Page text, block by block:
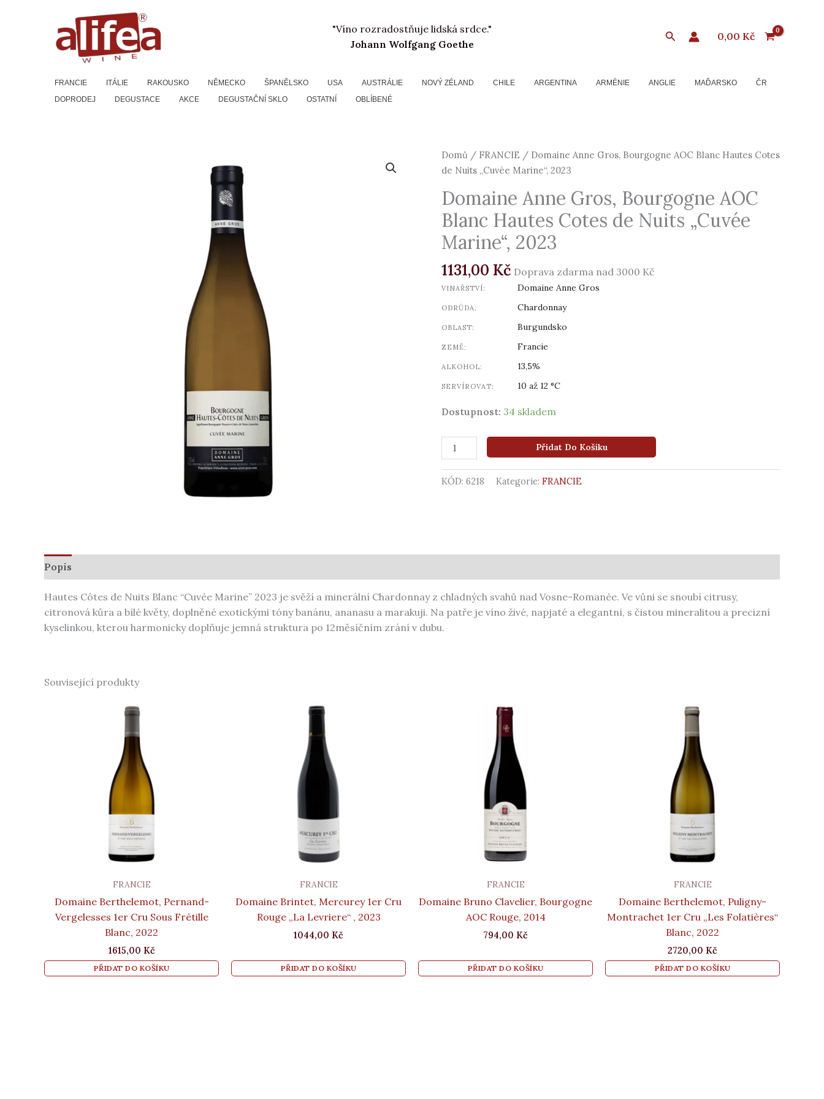
"Víno rozradostňuje lidská srdce."
Johann Wolfgang Goethe
Hledat 0,00 Kč
FRANCIE ITÁLIE RAKOUSKO NĚMECKO ŠPANĚLSKO USA AUSTRÁLIE NOVÝ ZÉLAND CHILE ARGENTINA ARMÉNIE ANGLIE MAĎARSKO
ČR
DOPRODEJ
DEGUSTACE AKCE DEGUSTAČNÍ SKLO OSTATNÍ OBLÍBENÉ
Domů / FRANCIE / Domaine Anne Gros, Bourgogne AOC Blanc Hautes Cotes
de Nuits „Cuvée Marine“, 2023
Domaine Anne Gros, Bourgogne AOC
Blanc Hautes Cotes de Nuits „Cuvée
Marine“, 2023
1131,00 Kč Doprava zdarma nad 3000 Kč
VINAŘSTVÍ: Domaine Anne Gros
ODRŮDA: Chardonnay
OBLAST: Burgundsko
ZEMĚ: Francie
ALKOHOL: 13,5%
SERVÍROVAT: 10 až 12 °C
Dostupnost: 34 skladem
Domaine
Anne
Bourgogne
AOC
Blanc
Hautes
de
Nuits
"Cuvée
Marine",
množství
Přidat Do Košíku
KÓD: 6218 Kategorie: FRANCIE
Popis
Hautes Côtes de Nuits Blanc “Cuvée Marine” 2023 je svěží a minerální Chardonnay z chladných svahů nad Vosne-Romanée. Ve vůni se snoubí citrusy,
citronová kůra a bílé květy, doplněné exotickými tóny banánu, ananasu a marakuji. Na patře je víno živé, napjaté a elegantní, s čistou mineralitou a precizní
kyselinkou, kterou harmonicky doplňuje jemná struktura po 12měsíčním zrání v dubu.
Související produkty
FRANCIE
Domaine Berthelemot, Pernand-
Vergelesses 1er Cru Sous Frétille
Blanc, 2022
1615,00 Kč
PŘIDAT DO KOŠÍKU
FRANCIE
Domaine Brintet, Mercurey 1er Cru
Rouge „La Levriere“ , 2023
1044,00 Kč
PŘIDAT DO KOŠÍKU
FRANCIE
Domaine Bruno Clavelier, Bourgogne
AOC Rouge, 2014
794,00 Kč
PŘIDAT DO KOŠÍKU
FRANCIE
Domaine Berthelemot, Puligny-
Montrachet 1er Cru „Les Folatières“
Blanc, 2022
2720,00 Kč
PŘIDAT DO KOŠÍKU